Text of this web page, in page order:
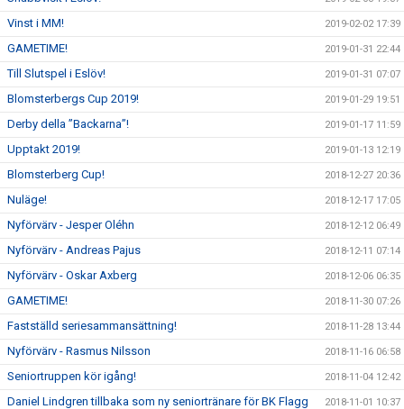
Vinst i MM! 2019-02-02 17:39
GAMETIME! 2019-01-31 22:44
Till Slutspel i Eslöv! 2019-01-31 07:07
Blomsterbergs Cup 2019! 2019-01-29 19:51
Derby della ”Backarna”! 2019-01-17 11:59
Upptakt 2019! 2019-01-13 12:19
Blomsterberg Cup! 2018-12-27 20:36
Nuläge! 2018-12-17 17:05
Nyförvärv - Jesper Oléhn 2018-12-12 06:49
Nyförvärv - Andreas Pajus 2018-12-11 07:14
Nyförvärv - Oskar Axberg 2018-12-06 06:35
GAMETIME! 2018-11-30 07:26
Fastställd seriesammansättning! 2018-11-28 13:44
Nyförvärv - Rasmus Nilsson 2018-11-16 06:58
Seniortruppen kör igång! 2018-11-04 12:42
Daniel Lindgren tillbaka som ny seniortränare för BK Flagg 2018-11-01 10:37